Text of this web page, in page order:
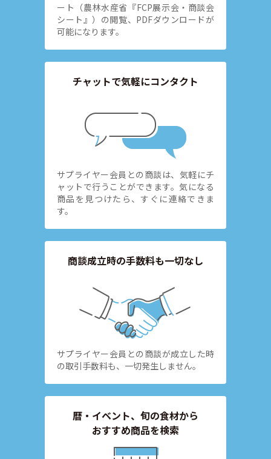
ート（農林水産省『FCP展示会・商談会
シート』）の閲覧、PDFダウンロードが
可能になります。
チャットで気軽にコンタクト
サプライヤー会員との商談は、気軽にチ
ャットで行うことができます。気になる
商品を見つけたら、すぐに連絡できま
す。
商談成立時の手数料も一切なし
サプライヤー会員との商談が成立した時
の取引手数料も、一切発生しません。
暦・イベント、旬の食材から
おすすめ商品を検索